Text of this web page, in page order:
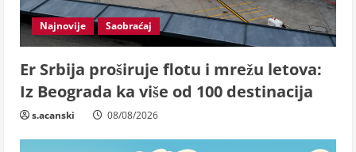
Najnovije Saobraćaj
Er Srbija proširuje flotu i mrežu letova:
Iz Beograda ka više od 100 destinacija
s.acanski 08/08/2026